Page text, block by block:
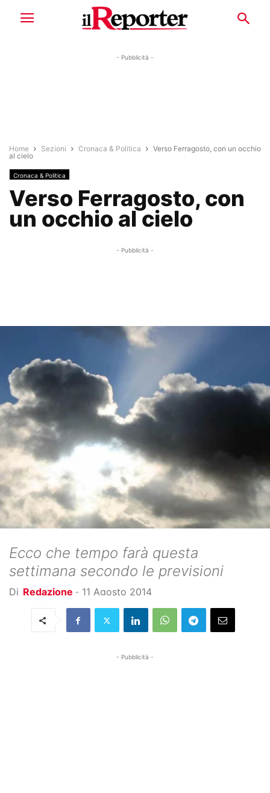
- Pubblicità -
Home Sezioni Cronaca & Politica
Verso Ferragosto, con un occhio
al cielo
Cronaca & Politica
Verso Ferragosto, con
un occhio al cielo
- Pubblicità -
Ecco che tempo farà questa
settimana secondo le previsioni
Di Redazione - 11 Agosto 2014
- Pubblicità -